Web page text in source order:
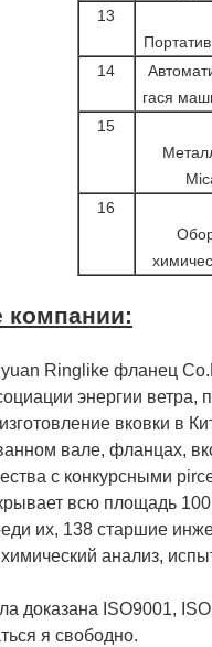
13
14
гася
15
16
компании:
Ringlike фланец
энергии
вковки в
вале, фланцах,
с конкурсными
всю площадь
их, 138 старшие
химический анализ,
доказана ISO9001,
я свободно.